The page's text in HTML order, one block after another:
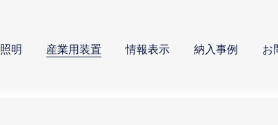
照明 産業用装置 情報表示 納入事例 お